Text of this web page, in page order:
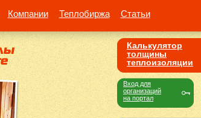
Компании Теплобиржа Статьи
Калькулятор
толщины
теплоизоляции
Вход для
организаций
на портал